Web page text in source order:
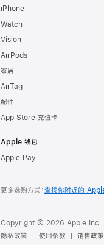
iPhone
Watch
Vision
AirPods
家居
AirTag
配件
App Store 充值卡
Apple 钱包
Apple Pay
更多选购方式：查找你附近的
Copyright © 2026 Apple Inc. 保
隐私政策
使用条款 销售政策